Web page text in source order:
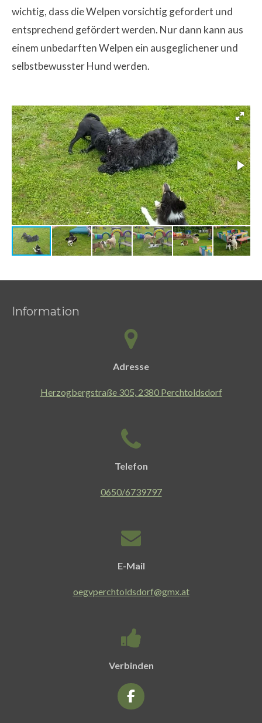
wichtig, dass die Welpen vorsichtig gefordert und
entsprechend gefördert werden. Nur dann kann aus
einem unbedarften Welpen ein ausgeglichener und
selbstbewusster Hund werden.
Information
Adresse
Herzogbergstraße 305, 2380 Perchtoldsdorf
Telefon
0650/6739797
E-Mail
oegvperchtoldsdorf@gmx.at
Verbinden
F
a